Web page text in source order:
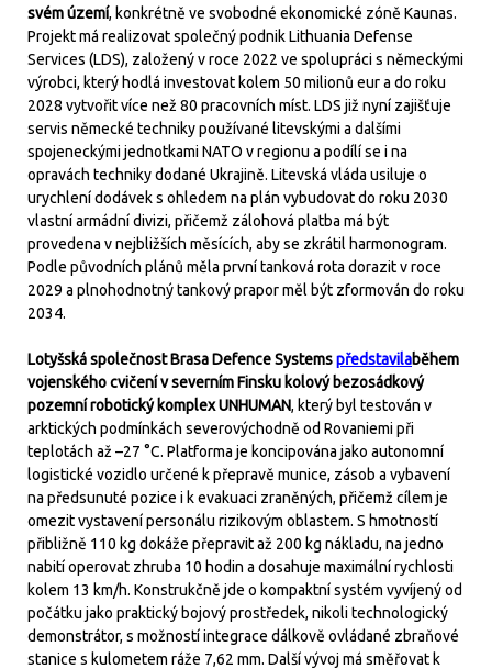
svém území, konkrétně ve svobodné ekonomické zóně Kaunas.
Projekt má realizovat společný podnik Lithuania Defense
Services (LDS), založený v roce 2022 ve spolupráci s německými
výrobci, který hodlá investovat kolem 50 milionů eur a do roku
2028 vytvořit více než 80 pracovních míst. LDS již nyní zajišťuje
servis německé techniky používané litevskými a dalšími
spojeneckými jednotkami NATO v regionu a podílí se i na
opravách techniky dodané Ukrajině. Litevská vláda usiluje o
urychlení dodávek s ohledem na plán vybudovat do roku 2030
vlastní armádní divizi, přičemž zálohová platba má být
provedena v nejbližších měsících, aby se zkrátil harmonogram.
Podle původních plánů měla první tanková rota dorazit v roce
2029 a plnohodnotný tankový prapor měl být zformován do roku
2034.
Lotyšská společnost Brasa Defence Systemspředstavilaběhem
vojenského cvičení v severním Finsku kolový bezosádkový
pozemní robotický komplex UNHUMAN, který byl testován v
arktických podmínkách severovýchodně od Rovaniemi při
teplotách až –27 °C. Platforma je koncipována jako autonomní
logistické vozidlo určené k přepravě munice, zásob a vybavení
na předsunuté pozice i k evakuaci zraněných, přičemž cílem je
omezit vystavení personálu rizikovým oblastem. S hmotností
přibližně 110 kg dokáže přepravit až 200 kg nákladu, na jedno
nabití operovat zhruba 10 hodin a dosahuje maximální rychlosti
kolem 13 km/h. Konstrukčně jde o kompaktní systém vyvíjený od
počátku jako praktický bojový prostředek, nikoli technologický
demonstrátor, s možností integrace dálkově ovládané zbraňové
stanice s kulometem ráže 7,62 mm. Další vývoj má směřovat k